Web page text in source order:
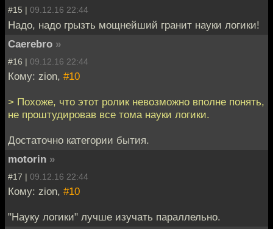
#15 | 09.12.16 22:44
Надо, надо грызть мощнейший гранит науки логики!
Caerebro »
#16 | 09.12.16 22:44
Кому: zion, #10
> Похоже, что этот ролик невозможно вполне понять,
не проштудировав все тома науки логики.
Достаточно категории бытия.
motorin »
#17 | 09.12.16 22:44
Кому: zion, #10
"Науку логики" лучше изучать параллельно.